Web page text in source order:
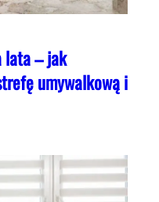
lata – jak
umywalkową i